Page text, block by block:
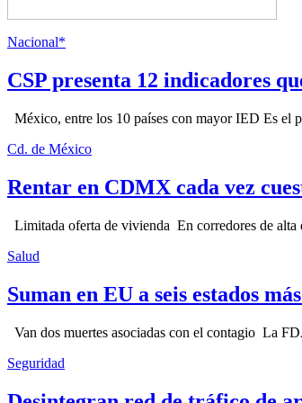
Nacional*
CSP presenta 12 indicadores
México, entre los 10 países con mayor IED Es el
Cd. de México
Rentar en CDMX cada vez
Limitada oferta de vivienda En corredores de alta
Salud
Suman en EU a seis estados
Van dos muertes asociadas con el contagio La
Seguridad